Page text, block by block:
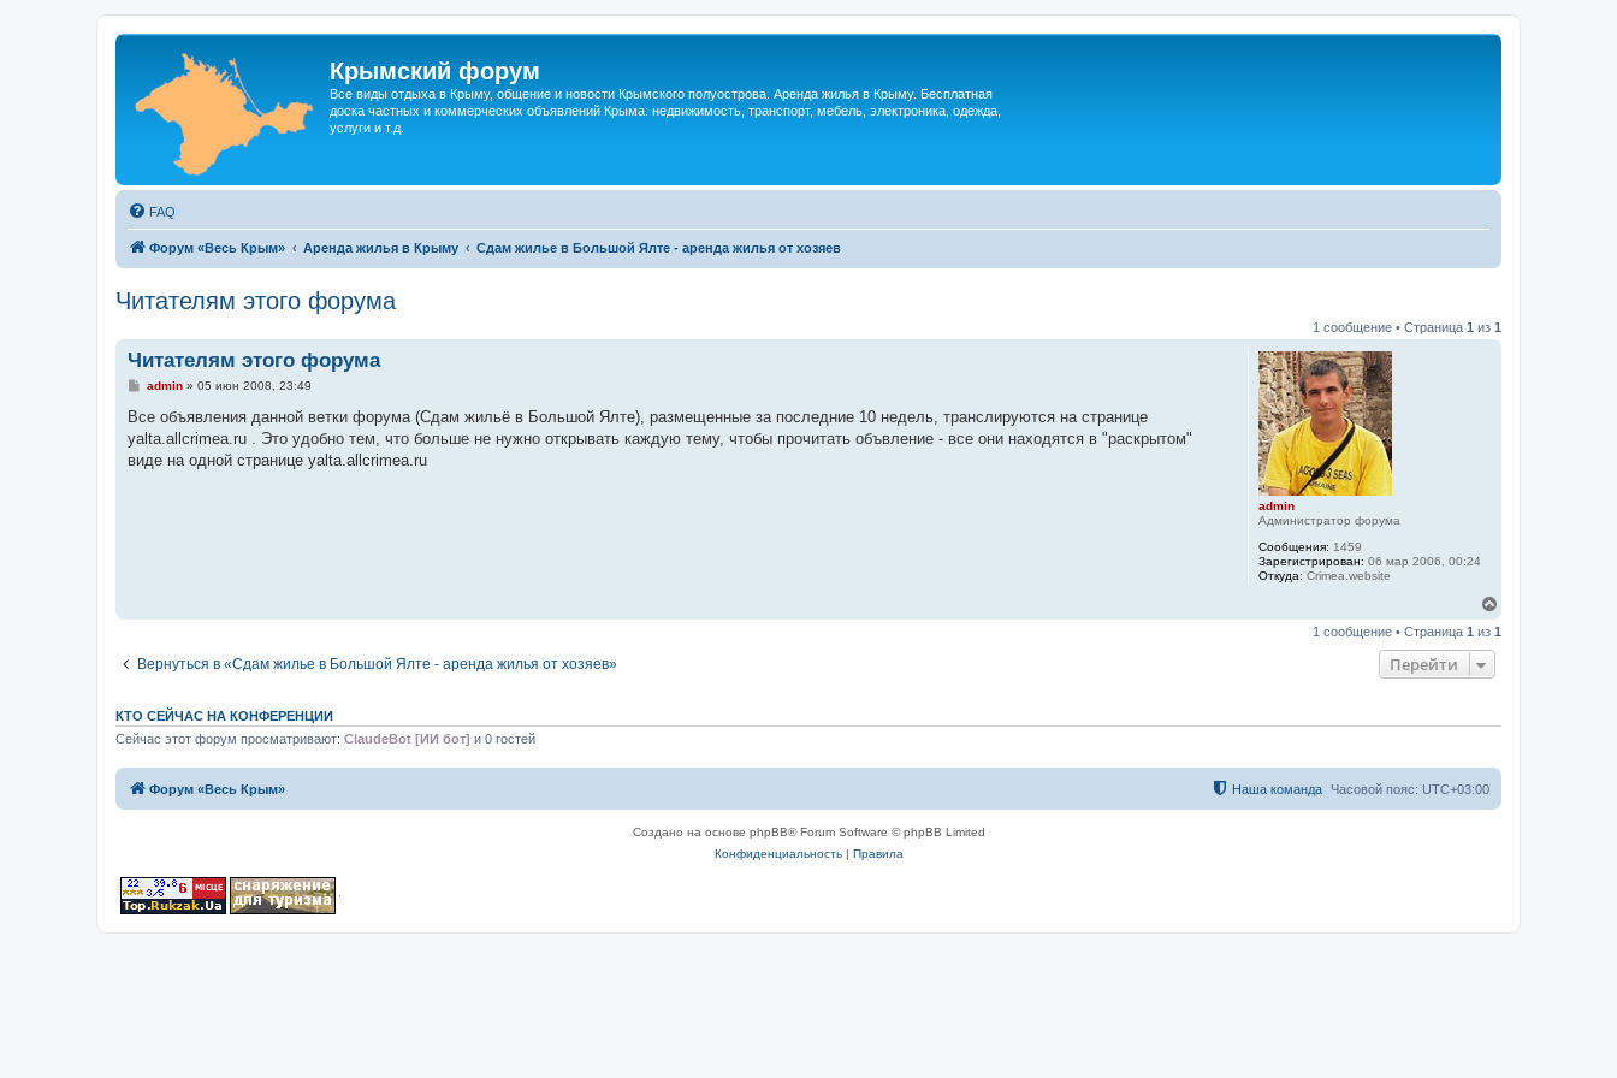
Крымский форум
Все виды отдыха в Крыму, общение и новости Крымского полуострова. Аренда жилья в Крыму. Бесплатная
доска частных и коммерческих объявлений Крыма: недвижимость, транспорт, мебель, электроника, одежда,
услуги и т.д.
FAQ
Форум «Весь Крым» Аренда жилья в Крыму Сдам жилье в Большой Ялте - аренда жилья от хозяев
Читателям этого форума
1 сообщение • Страница 1 из 1
admin
Администратор форума
Сообщения: 1459
Зарегистрирован: 06 мар 2006, 00:24
Откуда: Crimea.website
Читателям этого форума
С
о
щ
е
н
admin» 05 июн 2008, 23:49
Все объявления данной ветки форума (Сдам жильё в Большой Ялте), размещенные за последние 10 недель, транслируются на странице
yalta.allcrimea.ru . Это удобно тем, что больше не нужно открывать каждую тему, чтобы прочитать объвление - все они находятся в "раскрытом"
виде на одной странице yalta.allcrimea.ru
р
н
ч
1 сообщение • Страница 1 из 1
Вернуться в «Сдам жилье в Большой Ялте - аренда жилья от хозяев» Перейти
КТО СЕЙЧАС НА КОНФЕРЕНЦИИ
Сейчас этот форум просматривают: ClaudeBot [ИИ бот] и 0 гостей
Форум «Весь Крым» Часовой пояс: UTC+03:00
Наша команда
Создано на основе phpBB® Forum Software © phpBB Limited
Конфиденциальность| Правила